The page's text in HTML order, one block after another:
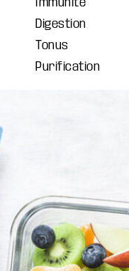
Digestion
Tonus
Purification